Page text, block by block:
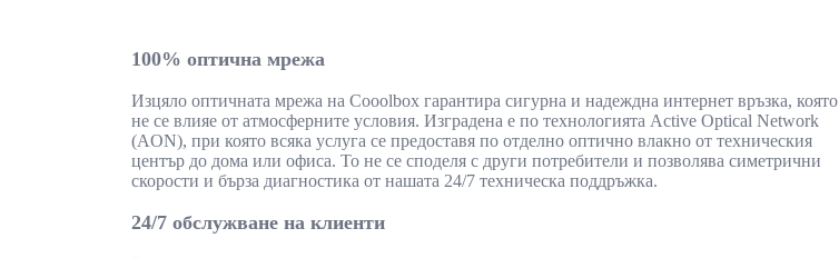
100% оптична мрежа
Изцяло оптичната мрежа на Cooolbox гарантира сигурна и надеждна интернет връзка, която
не се влияе от атмосферните условия. Изградена е по технологията Active Optical Network
(AON), при която всяка услуга се предоставя по отделно оптично влакно от техническия
център до дома или офиса. То не се споделя с други потребители и позволява симетрични
скорости и бърза диагностика от нашата 24/7 техническа поддръжка.
24/7 обслужване на клиенти